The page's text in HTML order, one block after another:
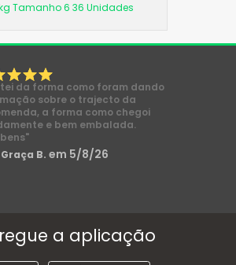
Tamanho 6 36 Unidades
da forma como foram dando
sobre o trajecto da
a forma como chegoi
e bem embalada.
Graça B. em 5/8/26
a aplicação